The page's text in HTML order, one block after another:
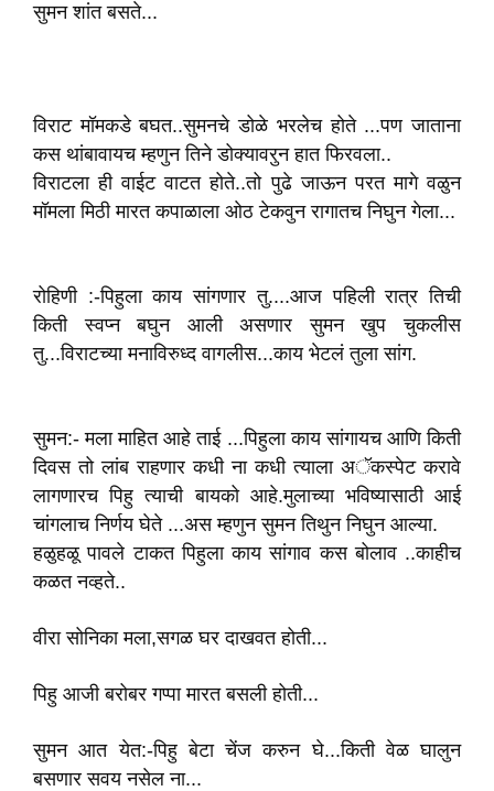
सुमन शांत बसते...
विराट मॉमकडे बघत..सुमनचे डोळे भरलेच होते ...पण जाताना
कस थांबावायच म्हणुन तिने डोक्यावर‌ुन हात फिरवला..
विराटला ही वाईट वाटत होते..तो‌ पुढे जाऊन परत मागे वळुन
मॉमला मिठी मारत कपाळाला ओठ टेकवुन रागातच निघुन गेला...
रोहिणी :-पिहुला का‌य सांगणार तु....आज पहिली रात्र तिची
किती स्वप्न बघुन आली असणार सुमन खुप चुकलीस
तु...विराटच्या मनाविरुध्द वागलीस...का‌य‌ भेटलं तुला सांग.
सुमन:- मला माहित आहे ताई ...पिहुला काय सांगायच आणि किती
दिवस तो लांब राहणार कधी ना कधी त्याला अॅकस्पेट करावे
लागणारच पिहु त्याची बायको आहे.मुलाच्या भविष्यासाठी आई
चांगलाच निर्णय घेते ...अस म्हणुन सुमन‌ तिथुन निघुन आल्या.
हळुहळू पावले टाकत पिहुला का‌य सांगाव कस बोलाव ..काहीच
कळत नव्हते..
वीरा सोनिका मला,सगळ घर दाखवत‌ होती...
पिहु आजी बरोबर गप्पा मारत‌ बसली होती...
सुमन आत येत:-पिहु बेटा चेंज करुन घे...किती वेळ घालुन
बसणार सवय नसेल ना...